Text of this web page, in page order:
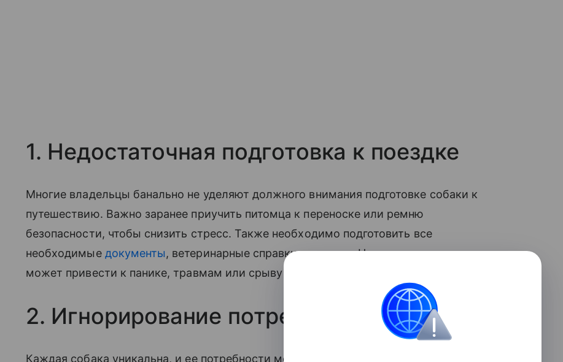
1. Недостаточная подготовка к поездке
Многие владельцы банально не уделяют должного внимания подготовке собаки к
путешествию. Важно заранее приучить питомца к переноске или ремню
безопасности, чтобы снизить стресс. Также необходимо подготовить все
необходимые документы, ветеринарные справки и аптечку. Недостаточная подготовка
может привести к панике, травмам или срыву поездки.
2. Игнорирование потребностей питомца
Каждая собака уникальна, и ее потребности могут отличаться. Некоторые требуют